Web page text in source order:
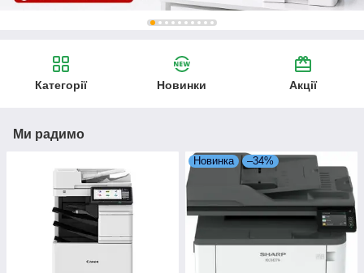
Категорії Новинки Акції
Ми радимо
Новинка –34%